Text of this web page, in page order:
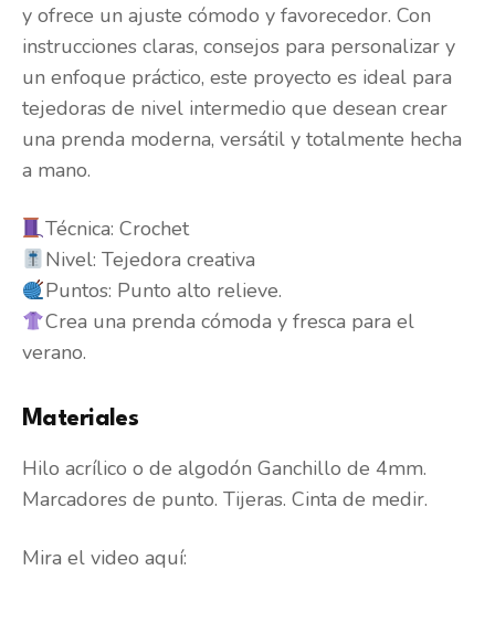
y ofrece un ajuste cómodo y favorecedor. Con
instrucciones claras, consejos para personalizar y
un enfoque práctico, este proyecto es ideal para
tejedoras de nivel intermedio que desean crear
una prenda moderna, versátil y totalmente hecha
a mano.
Técnica: Crochet
Nivel: Tejedora creativa
Puntos: Punto alto relieve.
Crea una prenda cómoda y fresca para el
verano.
Materiales
Hilo acrílico o de algodón Ganchillo de 4mm.
Marcadores de punto. Tijeras. Cinta de medir.
Mira el video aquí: